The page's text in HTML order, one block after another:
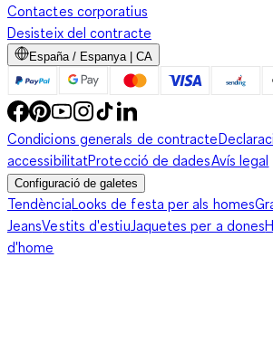
Contactes corporatius
Desisteix del contracte
España / Espanya | CA
Condicions generals de contracte
accessibilitatProtecció de dadesAvís legal
Configuració de galetes
TendènciaLooks de festa per als homes
JeansVestits d'estiuJaquetes per a dones
d'home